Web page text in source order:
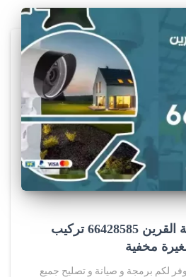
فني كاميرات مراقبة القرين 66428585 تركيب
مخفية
لكم برمجة و صيانة و تصليح جميع